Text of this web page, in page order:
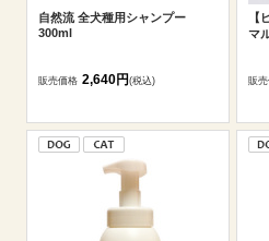
自然流 全犬種用シャンプー
300ml
販売価格 2,640円(税込)
【
マ
販